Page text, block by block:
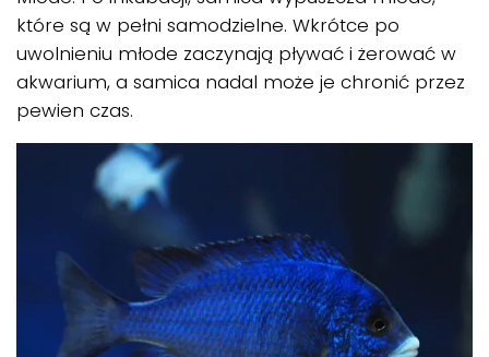
które są w pełni samodzielne. Wkrótce po
uwolnieniu młode zaczynają pływać i żerować w
akwarium, a samica nadal może je chronić przez
pewien czas.